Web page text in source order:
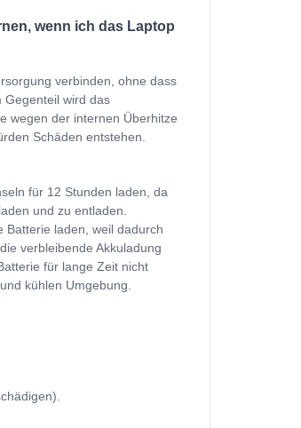
wenn ich das Laptop
verbinden, ohne dass
Gegenteil wird das
wegen der internen Überhitze
Schäden entstehen.
für 12 Stunden laden, da
und zu entladen.
Batterie laden, weil dadurch
verbleibende Akkuladung
für lange Zeit nicht
kühlen Umgebung.